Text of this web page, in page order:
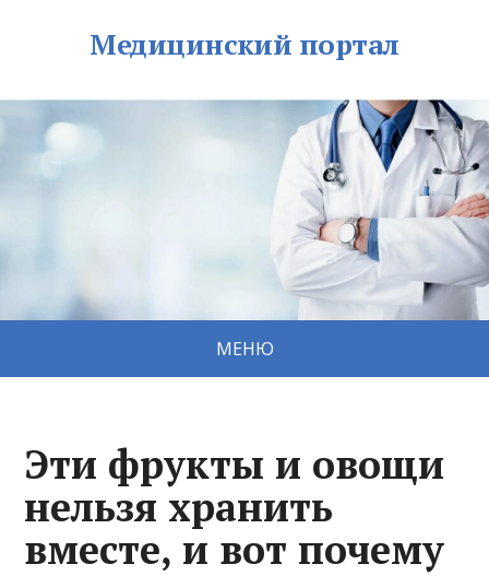
Медицинский портал
МЕНЮ
Эти фрукты и овощи
нельзя хранить
вместе, и вот почему